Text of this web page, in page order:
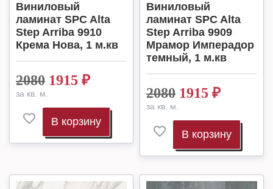
Виниловый
ламинат SPC Alta
Step Arriba 9910
Крема Нова, 1 м.кв
2080 1915 ₽
за кв. м.
В корзину
Виниловый
ламинат SPC Alta
Step Arriba 9909
Мрамор Имперадор
темный, 1 м.кв
2080 1915 ₽
за кв. м.
В корзину